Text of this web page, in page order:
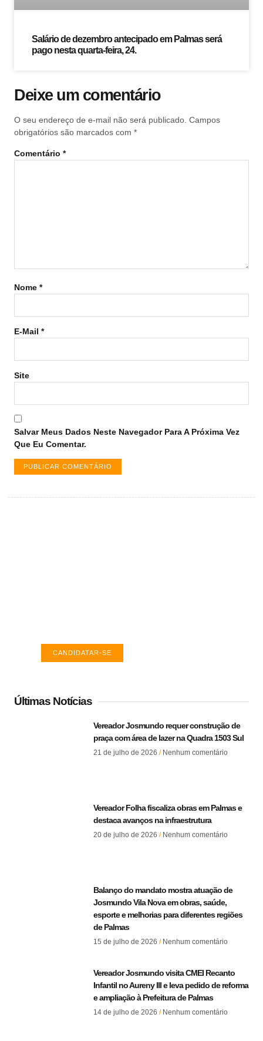
Salário de dezembro antecipado em Palmas será
pago nesta quarta-feira, 24.
Deixe um comentário
O seu endereço de e-mail não será publicado. Campos
obrigatórios são marcados com *
Comentário *
Nome *
E-Mail *
Site
Salvar Meus Dados Neste Navegador Para A Próxima Vez
Que Eu Comentar.
CANDIDATAR-SE
Últimas Notícias
Vereador Josmundo requer construção de
praça com área de lazer na Quadra 1503 Sul
21 de julho de 2026 Nenhum comentário
Vereador Folha fiscaliza obras em Palmas e
destaca avanços na infraestrutura
20 de julho de 2026 Nenhum comentário
Balanço do mandato mostra atuação de
Josmundo Vila Nova em obras, saúde,
esporte e melhorias para diferentes regiões
de Palmas
15 de julho de 2026 Nenhum comentário
Vereador Josmundo visita CMEI Recanto
Infantil no Aureny III e leva pedido de reforma
e ampliação à Prefeitura de Palmas
14 de julho de 2026 Nenhum comentário